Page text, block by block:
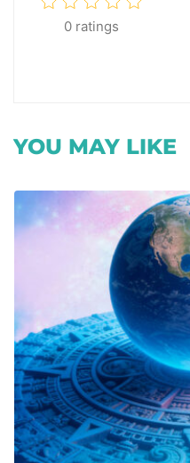
0ratings
YOU MAY LIKE